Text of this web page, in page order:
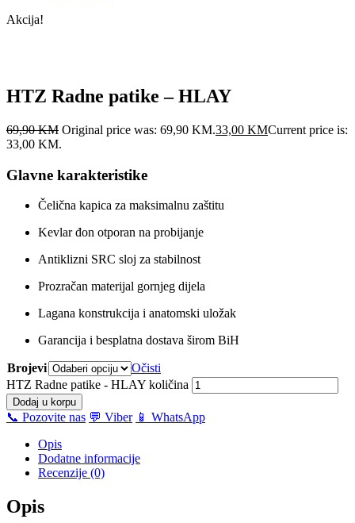
Akcija!
HTZ Radne patike – HLAY
69,90KM Original price was: 69,90 KM.33,00 KMCurrent price is:
33,00 KM.
Glavne karakteristike
Čelična kapica za maksimalnu zaštitu
Kevlar đon otporan na probijanje
Antiklizni SRC sloj za stabilnost
Prozračan materijal gornjeg dijela
Lagana konstrukcija i anatomski uložak
Garancija i besplatna dostava širom BiH
Brojevi
Očisti
HTZ Radne patike - HLAY količina
Dodaj u korpu
📞 Pozovite nas 💬 Viber 📱 WhatsApp
Opis
Dodatne informacije
Recenzije (0)
Opis